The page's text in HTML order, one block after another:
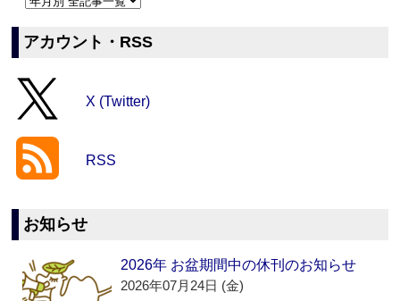
アカウント・RSS
X (Twitter)
RSS
お知らせ
2026年 お盆期間中の休刊のお知らせ
2026年07月24日 (金)